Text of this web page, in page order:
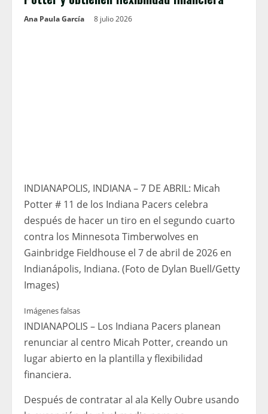
Ana Paula García 8 julio 2026
INDIANAPOLIS, INDIANA – 7 DE ABRIL: Micah
Potter # 11 de los Indiana Pacers celebra
después de hacer un tiro en el segundo cuarto
contra los Minnesota Timberwolves en
Gainbridge Fieldhouse el 7 de abril de 2026 en
Indianápolis, Indiana. (Foto de Dylan Buell/Getty
Images)
Imágenes falsas
INDIANAPOLIS – Los Indiana Pacers planean
renunciar al centro Micah Potter, creando un
lugar abierto en la plantilla y flexibilidad
financiera.
Después de contratar al ala Kelly Oubre usando